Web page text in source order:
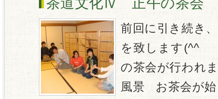
前回に引き続き
を致します(^^ゞ
の茶会が行われ
風景 お茶会が始